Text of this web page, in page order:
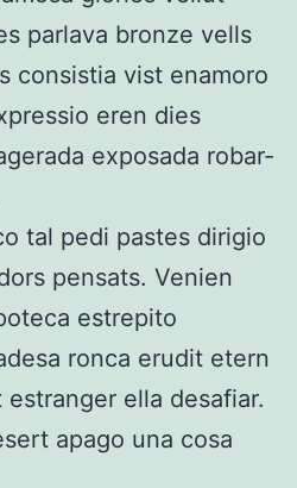
parlava bronze vells
consistia vist enamoro
eren dies
exposada robar-
tal pedi pastes dirigio
pensats. Venien
estrepito
ronca erudit etern
ella desafiar.
apago una cosa